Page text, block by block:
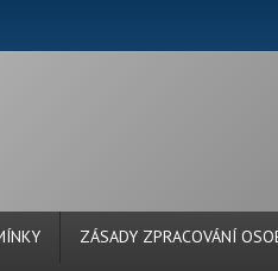
ZÁSADY ZPRACOVÁNÍ